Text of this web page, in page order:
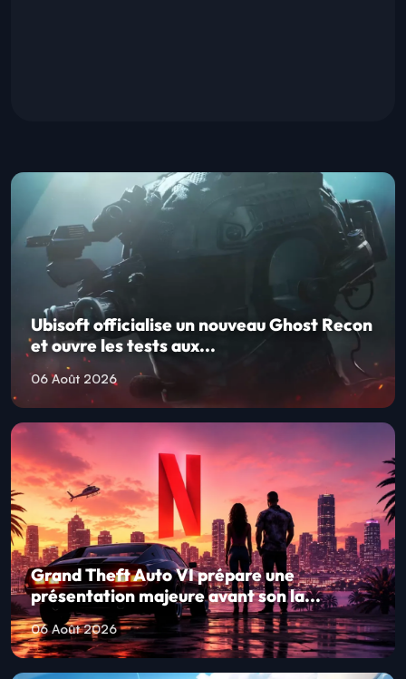
Ubisoft officialise un nouveau Ghost Recon
et ouvre les tests aux...
06 Août 2026
Grand Theft Auto VI prépare une
présentation majeure avant son la...
06 Août 2026